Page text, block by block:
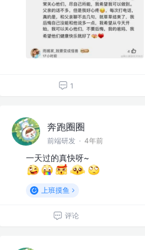
1
奔跑圈圈
前端研发 · 4年前
一天过的真快呀~
上班摸鱼
评论